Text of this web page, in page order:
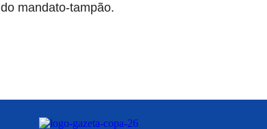
mandato-tampão.